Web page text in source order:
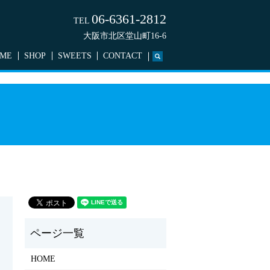
SHOP SWEETS CONTACT
TEL 06-6361-2812
大阪市北区堂山町16-6
HOME